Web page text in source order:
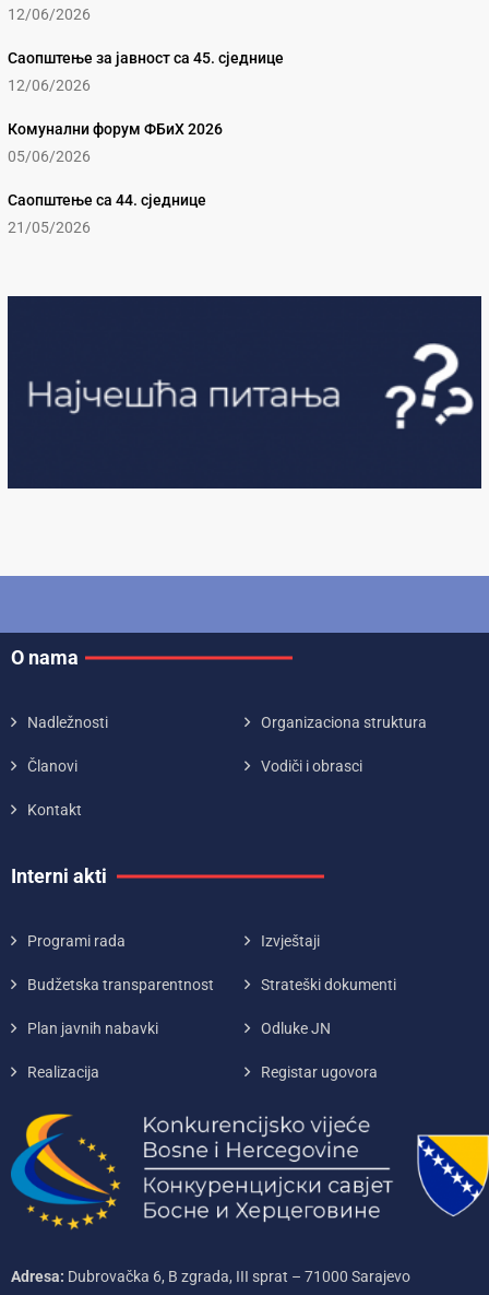
12/06/2026
Саопштење за јавност са 45. сједнице
12/06/2026
Комунални форум ФБиХ 2026
05/06/2026
Саопштење са 44. сједнице
21/05/2026
O nama
Nadležnosti Organizaciona struktura
Članovi Vodiči i obrasci
Kontakt
Interni akti
Programi rada Izvještaji
Budžetska transparentnost Strateški dokumenti
Plan javnih nabavki Odluke JN
Realizacija Registar ugovora
Adresa: Dubrovačka 6, B zgrada, III sprat – 71000‌ Sarajevo